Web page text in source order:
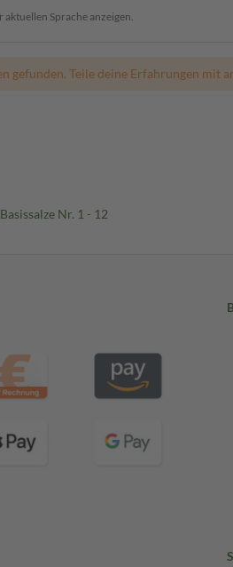
Sprache anzeigen.
gefunden. Teile deine Erfahrungen mit
Nr. 1 - 12